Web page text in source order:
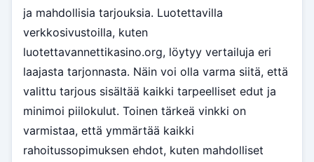
ja mahdollisia tarjouksia. Luotettavilla
verkkosivustoilla, kuten
luotettavannettikasino.org, löytyy vertailuja eri
laajasta tarjonnasta. Näin voi olla varma siitä, että
valittu tarjous sisältää kaikki tarpeelliset edut ja
minimoi piilokulut. Toinen tärkeä vinkki on
varmistaa, että ymmärtää kaikki
rahoitussopimuksen ehdot, kuten mahdolliset